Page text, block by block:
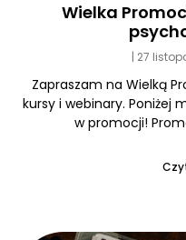
Wielka
27
Zapraszam na Wielką
kursy i webinary. Poniżej
w promocji!